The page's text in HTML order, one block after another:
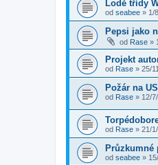
Lodě třídy
od seabee » 1/
Pepsi jako
od Rase »
Projekt
od Rase » 25/
Požár na
od Rase » 12/
od Rase » 21/
od seabee »